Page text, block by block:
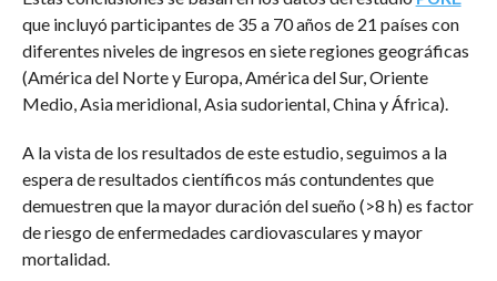
que incluyó participantes de 35 a 70 años de 21 países con
diferentes niveles de ingresos en siete regiones geográficas
(América del Norte y Europa, América del Sur, Oriente
Medio, Asia meridional, Asia sudoriental, China y África).
A la vista de los resultados de este estudio, seguimos a la
espera de resultados científicos más contundentes que
demuestren que la mayor duración del sueño (>8 h) es factor
de riesgo de enfermedades cardiovasculares y mayor
mortalidad.